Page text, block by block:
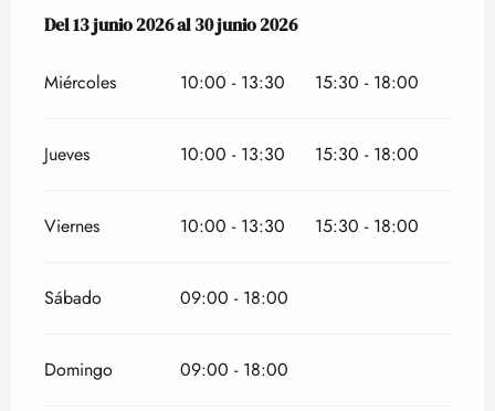
Del13 junio 2026al30 junio 2026
Del13 junio 2026al30 junio 2026
Miércoles 10:00 - 13:30 15:30 - 18:00
Jueves 10:00 - 13:30 15:30 - 18:00
Viernes 10:00 - 13:30 15:30 - 18:00
Sábado 09:00 - 18:00
Domingo 09:00 - 18:00